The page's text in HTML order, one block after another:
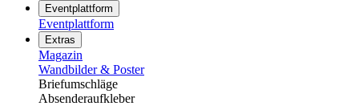
Eventplattform
Eventplattform
Extras
Magazin
Wandbilder & Poster
Briefumschläge
Absenderaufkleber